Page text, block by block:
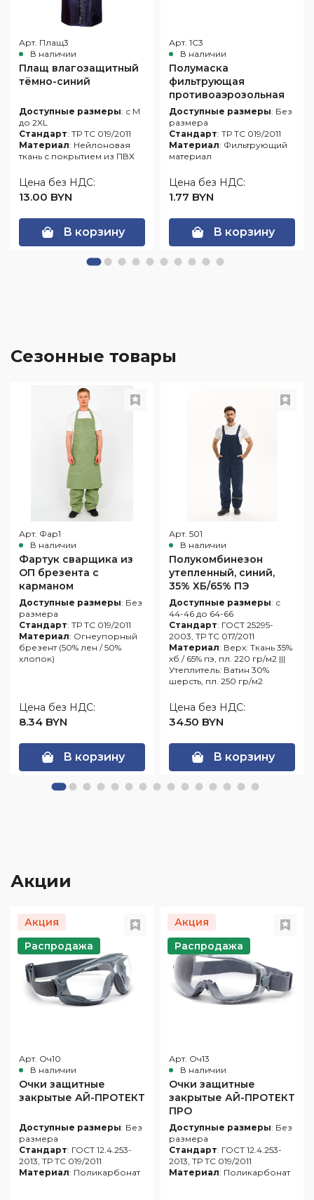
Арт. Плащ3
В наличии
Плащ влагозащитный
тёмно-синий
Доступные размеры: с M
до 2XL
Стандарт: ТР ТС 019/2011
Материал: Нейлоновая
ткань с покрытием из ПВХ
Цена без НДС:
13.00 BYN
В корзину
Арт. 1С3
В наличии
Полумаска
фильтрующая
противоаэрозольная
(респиратор
многоразовый)
"Исток-1С" FFP3
Доступные размеры: Без
размера
Стандарт: ТР ТС 019/2011
Материал: Фильтрующий
материал
Цена без НДС:
1.77 BYN
В корзину
Сезонные товары
Арт. Фар1
В наличии
Фартук сварщика из
ОП брезента с
карманом
Доступные размеры: Без
размера
Стандарт: ТР ТС 019/2011
Материал: Огнеупорный
брезент (50% лен / 50%
хлопок)
Цена без НДС:
8.34 BYN
В корзину
Арт. 501
В наличии
Полукомбинезон
утепленный, синий,
35% ХБ/65% ПЭ
Доступные размеры: с
44-46 до 64-66
Стандарт: ГОСТ 25295-
2003, ТР ТС 017/2011
Материал: Верх: Ткань 35%
хб / 65% пэ, пл. 220 гр/м2 |||
Утеплитель: Ватин 30%
шерсть, пл. 250 гр/м2
Цена без НДС:
34.50 BYN
В корзину
Акции
Акция
Распродажа
Арт. Оч10
В наличии
Очки защитные
закрытые АЙ-ПРОТЕКТ
Доступные размеры: Без
размера
Стандарт: ГОСТ 12.4.253-
2013, ТР ТС 019/2011
Материал: Поликарбонат
Акция
Распродажа
Арт. Оч13
В наличии
Очки защитные
закрытые АЙ-ПРОТЕКТ
ПРО
Доступные размеры: Без
размера
Стандарт: ГОСТ 12.4.253-
2013, ТР ТС 019/2011
Материал: Поликарбонат